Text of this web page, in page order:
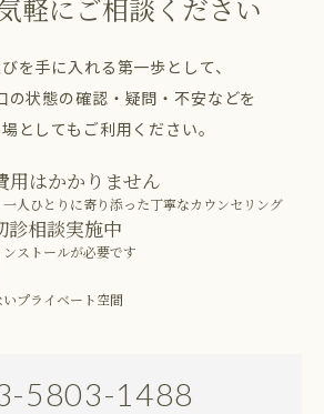
軽にご相談ください
を手に入れる第一歩として、
の状態の確認・疑問・不安などを
としてもご利用ください。
用はかかりません
人ひとりに寄り添った丁寧なカウンセリング
診相談実施中
ストールが必要です
プライベート空間
5803-1488